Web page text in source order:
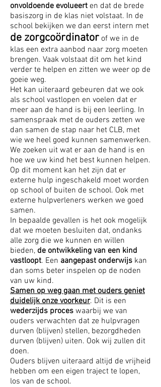
onvoldoende evolueert en dat de brede
basiszorg in de klas niet volstaat. In de
school bekijken we dan eerst intern met
de zorgcoördinatorof we in de
klas een extra aanbod naar zorg moeten
brengen. Vaak volstaat dit om het kind
verder te helpen en zitten we weer op de
goeie weg.
Het kan uiteraard gebeuren dat we ook
als school vastlopen en voelen dat er
meer aan de hand is bij een leerling. In
samenspraak met de ouders zetten we
dan samen de stap naar het CLB, met
wie we heel goed kunnen samenwerken.
We zoeken uit wat er aan de hand is en
hoe we uw kind het best kunnen helpen.
Op dit moment kan het zijn dat er
externe hulp ingeschakeld moet worden
op school of buiten de school. Ook met
externe hulpverleners werken we goed
samen.
In bepaalde gevallen is het ook mogelijk
dat we moeten besluiten dat, ondanks
alle zorg die we kunnen en willen
bieden, de ontwikkeling van een kind
vastloopt. Een aangepast onderwijs kan
dan soms beter inspelen op de noden
van uw kind.
Samen op weg gaan met ouders geniet
duidelijk onze voorkeur. Dit is een
wederzijds proces waarbij we van
ouders verwachten dat ze hulpvragen
durven (blijven) stellen, bezorgdheden
durven (blijven) uiten. Ook wij zullen dit
doen.
Ouders blijven uiteraard altijd de vrijheid
hebben om een eigen traject te lopen,
los van de school.